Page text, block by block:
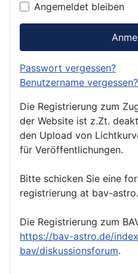
Angemeldet bleiben
Passwort vergessen?
Benutzername vergessen?
Die Registrierung zum
der Website ist z.Zt.
den Upload von
für Veröffentlichungen.
Bitte schicken Sie eine
registrierung at bav-
Die Registrierung zum
https://bav-astro.de/
bav/diskussionsforum.